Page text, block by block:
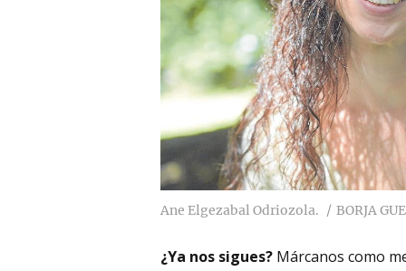
Ane Elgezabal Odriozola. BORJA
¿Ya nos sigues? Márcanos como